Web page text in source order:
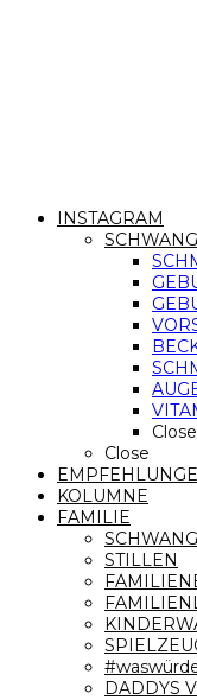
INSTAGRAM
Close
Close
KOLUMNE
FAMILIE
STILLEN
DADDYS